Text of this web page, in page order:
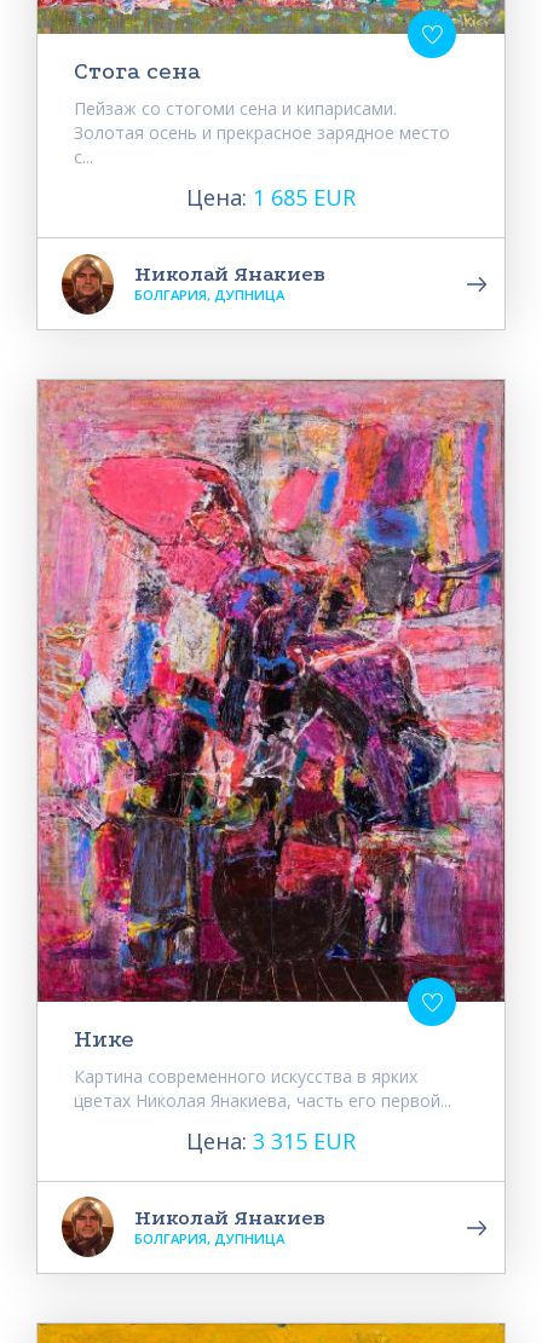
Стога сена
Пейзаж со стогоми сена и кипарисами.
Золотая осень и прекрасное зарядное место
с...
Цена: 1 685 EUR
Николай Янакиев
БОЛГАРИЯ, ДУПНИЦА
Нике
Картина современного искусства в ярких
цветах Николая Янакиева, часть его первой...
Цена: 3 315 EUR
Николай Янакиев
БОЛГАРИЯ, ДУПНИЦА